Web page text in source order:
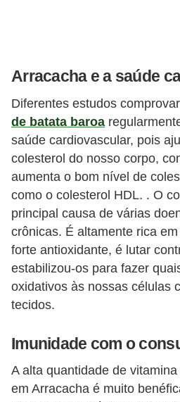
Arracacha e a saúde
Diferentes estudos
de batata baroa
saúde cardiovascular, pois
colesterol do nosso corpo,
aumenta o bom nível de
como o colesterol HDL. . O
principal causa de várias
crônicas. É altamente rica
forte antioxidante, é lutar
estabilizou-os para fazer
oxidativos às nossas células
tecidos.
Imunidade com o
A alta quantidade de
em Arracacha é muito